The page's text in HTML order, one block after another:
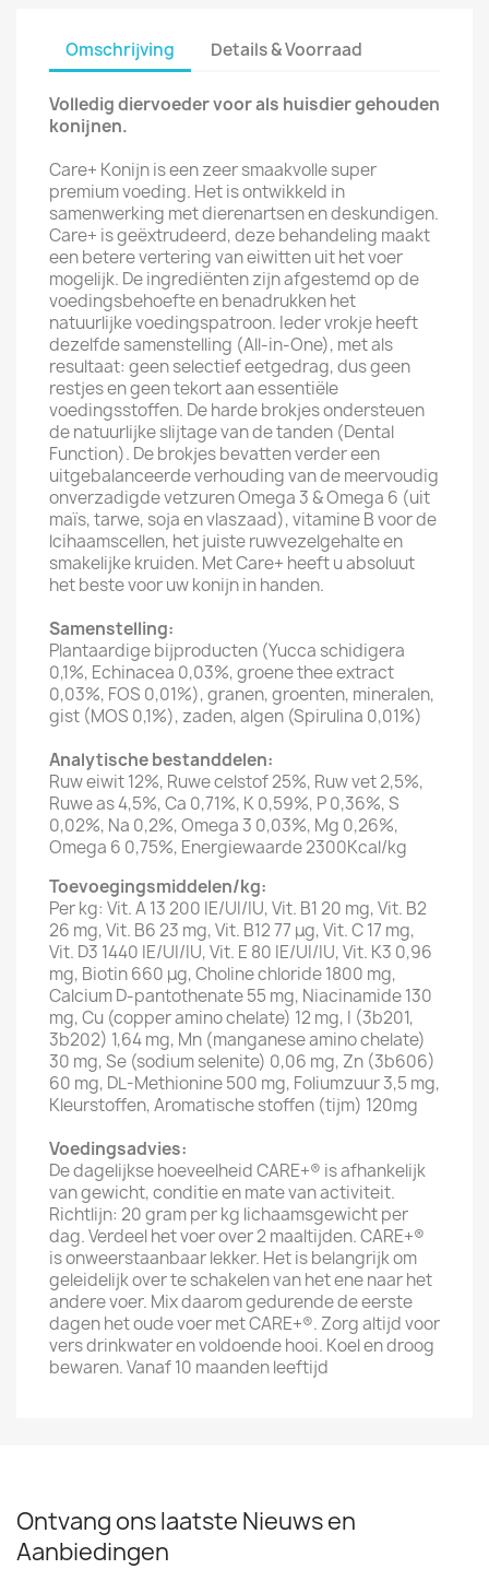
Omschrijving Details & Voorraad
Volledig diervoeder voor als huisdier gehouden
konijnen.
Care+ Konijn is een zeer smaakvolle super
premium voeding. Het is ontwikkeld in
samenwerking met dierenartsen en deskundigen.
Care+ is geëxtrudeerd, deze behandeling maakt
een betere vertering van eiwitten uit het voer
mogelijk. De ingrediënten zijn afgestemd op de
voedingsbehoefte en benadrukken het
natuurlijke voedingspatroon. Ieder vrokje heeft
dezelfde samenstelling (All-in-One), met als
resultaat: geen selectief eetgedrag, dus geen
restjes en geen tekort aan essentiële
voedingsstoffen. De harde brokjes ondersteuen
de natuurlijke slijtage van de tanden (Dental
Function). De brokjes bevatten verder een
uitgebalanceerde verhouding van de meervoudig
onverzadigde vetzuren Omega 3 & Omega 6 (uit
maïs, tarwe, soja en vlaszaad), vitamine B voor de
lcihaamscellen, het juiste ruwvezelgehalte en
smakelijke kruiden. Met Care+ heeft u absoluut
het beste voor uw konijn in handen.
Samenstelling:
Plantaardige bijproducten (Yucca schidigera
0,1%, Echinacea 0,03%, groene thee extract
0,03%, FOS 0,01%), granen, groenten, mineralen,
gist (MOS 0,1%), zaden, algen (Spirulina 0,01%)
Analytische bestanddelen:
Ruw eiwit 12%, Ruwe celstof 25%, Ruw vet 2,5%,
Ruwe as 4,5%, Ca 0,71%, K 0,59%, P 0,36%, S
0,02%, Na 0,2%, Omega 3 0,03%, Mg 0,26%,
Omega 6 0,75%, Energiewaarde 2300Kcal/kg
Toevoegingsmiddelen/kg:
Per kg: Vit. A 13 200 IE/UI/IU, Vit. B1 20 mg, Vit. B2
26 mg, Vit. B6 23 mg, Vit. B12 77 μg, Vit. C 17 mg,
Vit. D3 1440 IE/UI/IU, Vit. E 80 IE/UI/IU, Vit. K3 0,96
mg, Biotin 660 μg, Choline chloride 1800 mg,
Calcium D-pantothenate 55 mg, Niacinamide 130
mg, Cu (copper amino chelate) 12 mg, I (3b201,
3b202) 1,64 mg, Mn (manganese amino chelate)
30 mg, Se (sodium selenite) 0,06 mg, Zn (3b606)
60 mg, DL-Methionine 500 mg, Foliumzuur 3,5 mg,
Kleurstoffen, Aromatische stoffen (tijm) 120mg
Voedingsadvies:
De dagelijkse hoeveelheid CARE+® is afhankelijk
van gewicht, conditie en mate van activiteit.
Richtlijn: 20 gram per kg lichaamsgewicht per
dag. Verdeel het voer over 2 maaltijden. CARE+®
is onweerstaanbaar lekker. Het is belangrijk om
geleidelijk over te schakelen van het ene naar het
andere voer. Mix daarom gedurende de eerste
dagen het oude voer met CARE+®. Zorg altijd voor
vers drinkwater en voldoende hooi. Koel en droog
bewaren. Vanaf 10 maanden leeftijd
Ontvang ons laatste Nieuws en
Aanbiedingen